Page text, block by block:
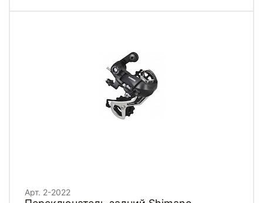
Арт. 2-2022